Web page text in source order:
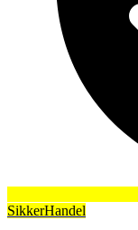
SikkerHandel